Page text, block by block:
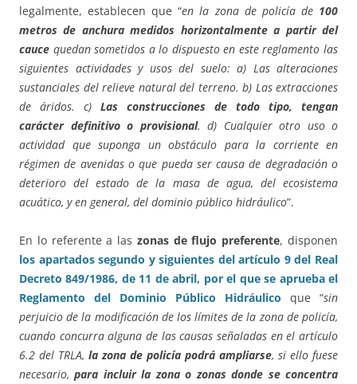
legalmente, establecen que “en la zona de policía de 100
metros de anchura medidos horizontalmente a partir del
cauce quedan sometidos a lo dispuesto en este reglamento las
siguientes actividades y usos del suelo: a) Las alteraciones
sustanciales del relieve natural del terreno. b) Las extracciones
de áridos. c) Las construcciones de todo tipo, tengan
carácter definitivo o provisional. d) Cualquier otro uso o
actividad que suponga un obstáculo para la corriente en
régimen de avenidas o que pueda ser causa de degradación o
deterioro del estado de la masa de agua, del ecosistema
acuático, y en general, del dominio público hidráulico”.
En lo referente a las zonas de flujo preferente, disponen
los apartados segundo y siguientes del artículo 9 del Real
Decreto 849/1986, de 11 de abril, por el que se aprueba el
Reglamento del Dominio Público Hidráulico que “sin
perjuicio de la modificación de los límites de la zona de policía,
cuando concurra alguna de las causas señaladas en el artículo
6.2 del TRLA, la zona de policía podrá ampliarse, si ello fuese
necesario,para incluir la zona o zonas donde se concentra